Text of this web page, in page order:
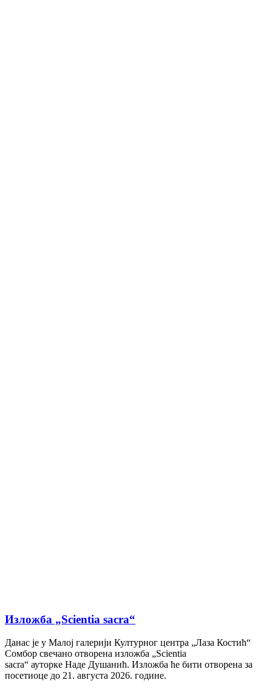
Изложба „Scientia sacra“
Данас је у Малој галерији Културног центра „Лаза Костић“
Сомбор свечано отворена изложба „Scientia
sacra“ ауторке Наде Душанић. Изложба ће бити отворена за
посетиоце до 21. августа 2026. године.